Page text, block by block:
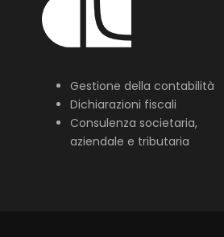
Gestione della contabilità
Dichiarazioni fiscali
Consulenza societaria,
aziendale e tributaria